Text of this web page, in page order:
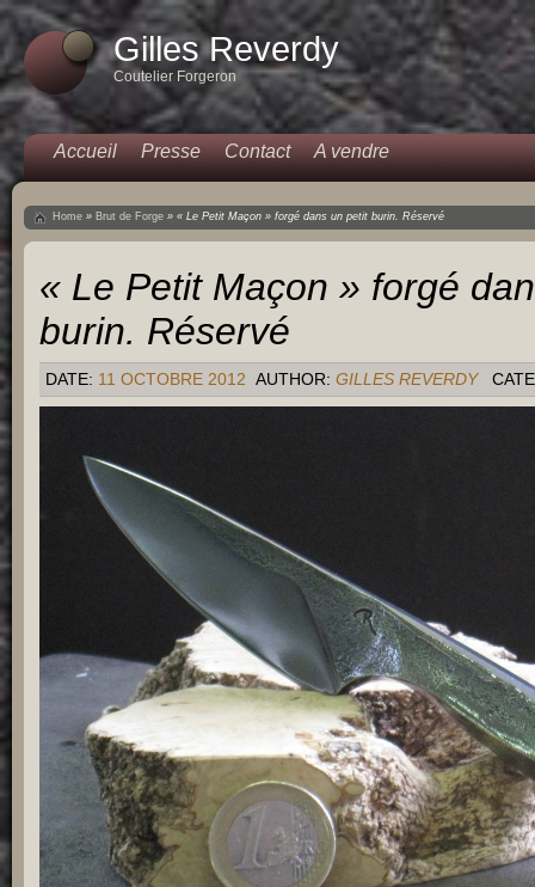
Gilles Reverdy
Coutelier Forgeron
Accueil Presse Contact A vendre
Home » Brut de Forge » « Le Petit Maçon » forgé dans un petit burin. Réservé
« Le Petit Maçon » forgé
burin. Réservé
DATE: 11 OCTOBRE 2012 AUTHOR: GILLES REVERDY